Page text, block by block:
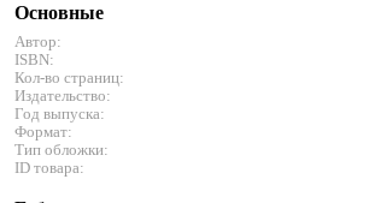
Основные
Автор:
ISBN:
Кол-во страниц:
Издательство:
Год выпуска:
Формат:
Тип обложки:
ID товара: